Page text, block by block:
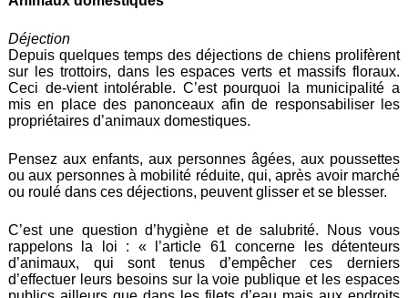
Déjection
Depuis quelques temps des déjections de chiens prolifèrent
sur les trottoirs, dans les espaces verts et massifs floraux.
Ceci de-vient intolérable. C’est pourquoi la municipalité a
mis en place des panonceaux afin de responsabiliser les
propriétaires d’animaux domestiques.
Pensez aux enfants, aux personnes âgées, aux poussettes
ou aux personnes à mobilité réduite, qui, après avoir marché
ou roulé dans ces déjections, peuvent glisser et se blesser.
C’est une question d’hygiène et de salubrité. Nous vous
rappelons la loi : « l’article 61 concerne les détenteurs
d’animaux, qui sont tenus d’empêcher ces derniers
d’effectuer leurs besoins sur la voie publique et les espaces